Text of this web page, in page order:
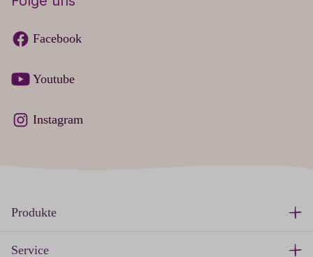
Facebook
Youtube
Instagram
Produkte
Service